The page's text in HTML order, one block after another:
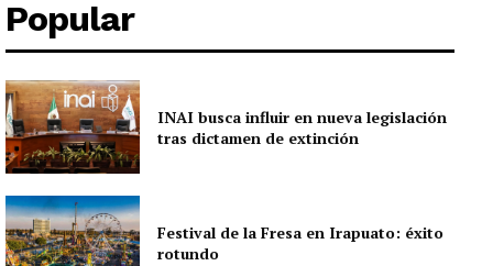
Popular
INAI busca influir en nueva legislación
tras dictamen de extinción
Festival de la Fresa en Irapuato: éxito
rotundo